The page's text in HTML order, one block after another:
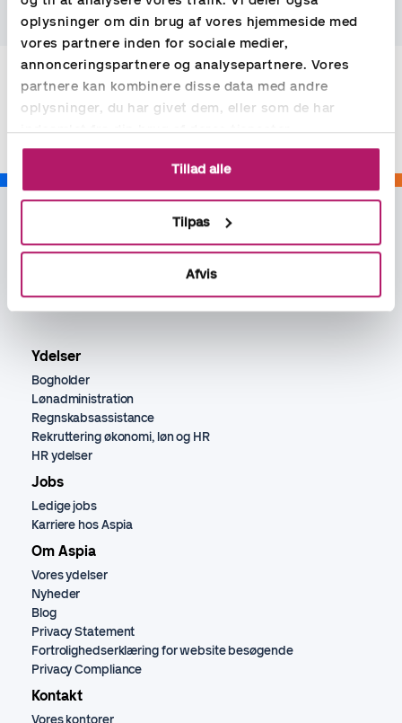
oplysninger om din brug af vores hjemmeside med
vores partnere inden for sociale medier,
annonceringspartnere og analysepartnere. Vores
partnere kan kombinere disse data med andre
oplysninger, du har givet dem, eller som de har
indsamlet fra din brug af deres tjenester.
Tillad alle
Tilpas
Afvis
bemandingsløsninger indenfor økonomi og løn
Del
Ydelser
Bogholder
Lønadministration
Regnskabsassistance
Rekruttering økonomi, løn og HR
HR ydelser
Jobs
Ledige jobs
Karriere hos Aspia
Om Aspia
Vores ydelser
Nyheder
Blog
Privacy Statement
Fortrolighedserklæring for website besøgende
Privacy Compliance
Kontakt
Vores kontorer